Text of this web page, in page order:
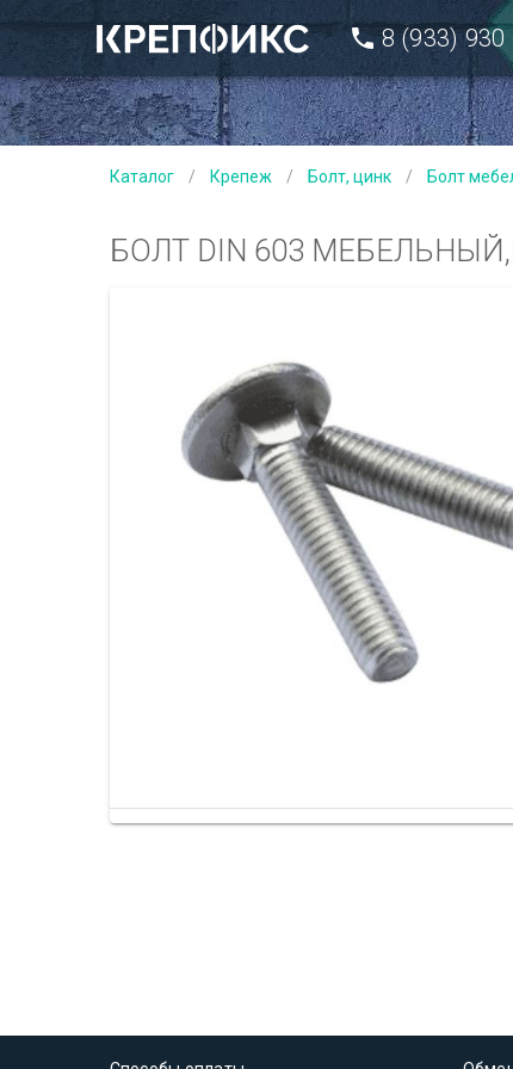
8 (933) 930
Каталог / Крепеж / Болт, цинк / Болт
БОЛТ DIN 603